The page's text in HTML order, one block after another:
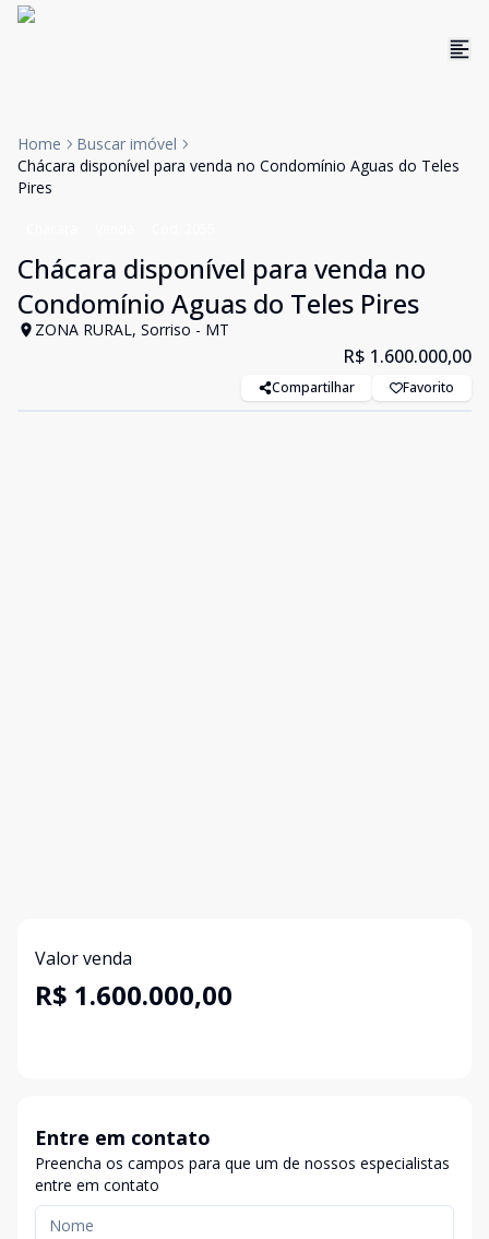
Home
Buscar imóvel
Chácara disponível para venda no Condomínio Aguas do Teles
Pires
Chácara disponível para venda no
Condomínio Aguas do Teles Pires
ZONA RURAL, Sorriso - MT
R$ 1.600.000,00
Compartilhar Favorito
Valor venda
R$ 1.600.000,00
Entre em contato
Preencha os campos para que um de nossos especialistas
entre em contato